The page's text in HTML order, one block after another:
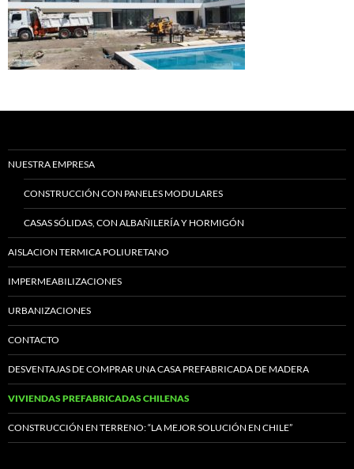
NUESTRA EMPRESA
CONSTRUCCIÓN CON PANELES MODULARES
CASAS SÓLIDAS, CON ALBAÑILERÍA Y HORMIGÓN
AISLACION TERMICA POLIURETANO
IMPERMEABILIZACIONES
URBANIZACIONES
CONTACTO
DESVENTAJAS DE COMPRAR UNA CASA PREFABRICADA DE MADERA
VIVIENDAS PREFABRICADAS CHILENAS
CONSTRUCCIÓN EN TERRENO: “LA MEJOR SOLUCIÓN EN CHILE”